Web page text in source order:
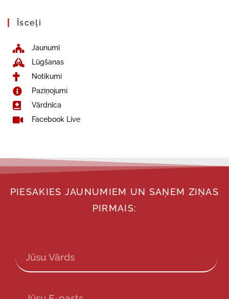
Īsceļi
Jaunumi
Lūgšanas
Notikumi
Paziņojumi
Vārdnīca
Facebook Live
PIESAKIES JAUNUMIEM UN SAŅEM ZIŅAS
PIRMAIS: